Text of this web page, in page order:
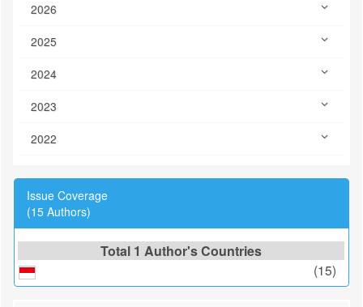
2026
2025
2024
2023
2022
Issue Coverage
(15 Authors)
Total 1 Author's Countries
(15)